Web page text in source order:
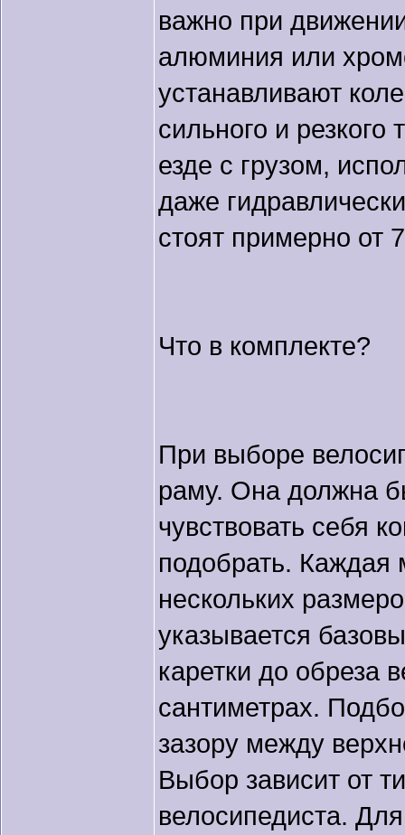
важно при
алюминия или
устанавливают
сильного и
езде с грузом,
даже
стоят примерно от
Что в комплекте?
При выборе
раму. Она должна
чувствовать себя
подобрать. Каждая
нескольких
указывается
каретки до обреза
сантиметрах.
зазору между
Выбор зависит от
велосипедиста.